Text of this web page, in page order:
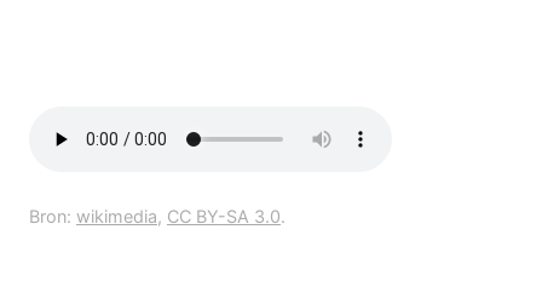
Bron: wikimedia, CC BY-SA 3.0.